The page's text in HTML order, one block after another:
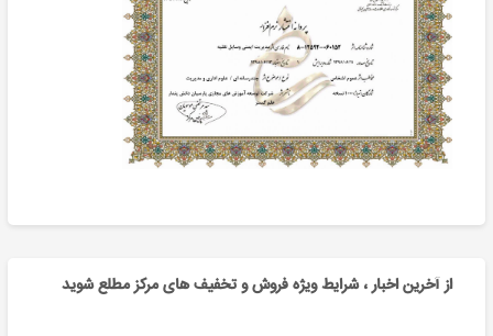
از آخرین اخبار ، شرایط ویژه فروش و تخفیف های مرکز مطلع شوید